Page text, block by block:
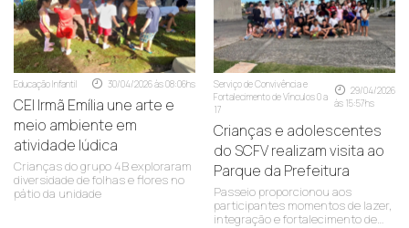
Educação Infantil 30/04/2026 às 08:06hs
CEI Irmã Emília une arte e
meio ambiente em
atividade lúdica
Crianças do grupo 4B exploraram
diversidade de folhas e flores no
pátio da unidade
Serviço de Convivência e
Fortalecimento de Vínculos 0 a
17
29/04/2026
às 15:57hs
Crianças e adolescentes
do SCFV realizam visita ao
Parque da Prefeitura
Passeio proporcionou aos
participantes momentos de lazer,
integração e fortalecimento de